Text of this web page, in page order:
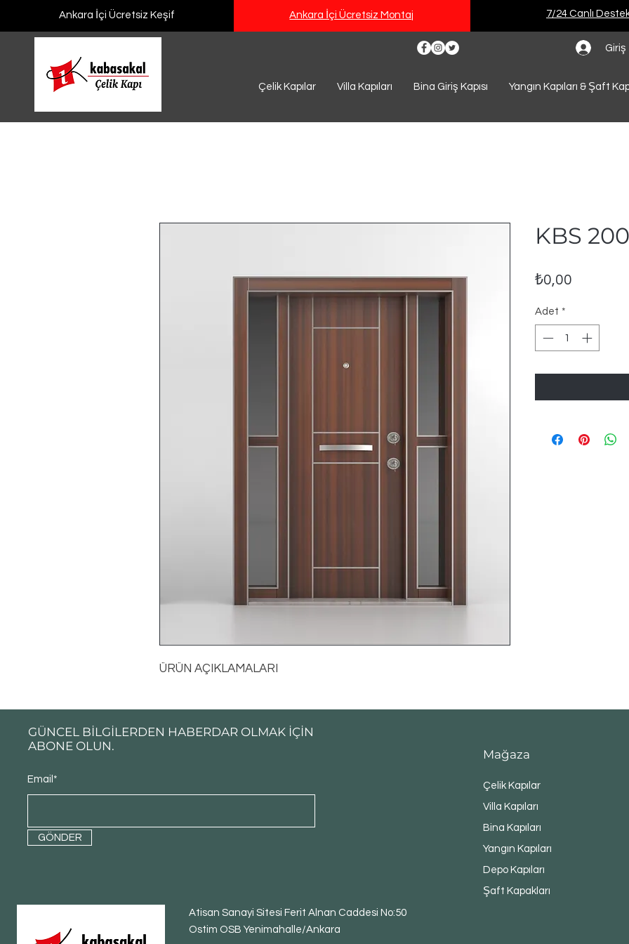
Ankara İçi Ücretsiz Keşif Ankara İçi Ücretsiz Montaj 7/24 Canlı
Giriş
Çelik Kapılar Villa Kapıları Bina Giriş Kapısı Yangın Kapıları & Şaft
ÜRÜN AÇIKLAMALARI
KBS
₺0,00
Adet *
GÜNCEL BİLGİLERDEN HABERDAR OLMAK İÇİN
ABONE OLUN.
Email*
GÖNDER
Atisan Sanayi Sitesi Ferit Alnan Caddesi No:50
Ostim OSB Yenimahalle/Ankara
Mağaza
Çelik Kapılar
Villa Kapıları
Bina Kapıları
Yangın Kapıları
Depo Kapıları
Şaft Kapakları